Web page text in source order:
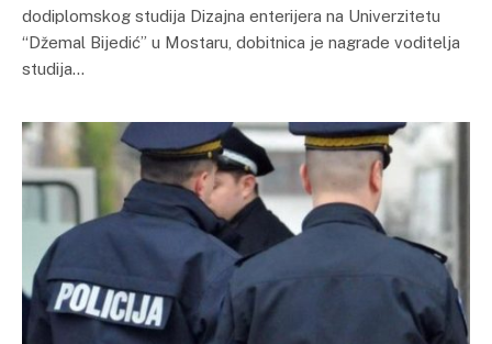
dodiplomskog studija Dizajna enterijera na Univerzitetu
“Džemal Bijedić” u Mostaru, dobitnica je nagrade voditelja
studija…